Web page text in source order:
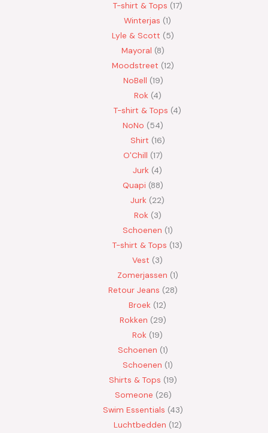
T-shirt & Tops 17
Winterjas 1
Lyle & Scott
5
Mayoral 8
Moodstreet 12
NoBell 19
Rok 4
T-shirt & Tops 4
NoNo
54
Shirt 16
O'Chill 17
Jurk 4
Quapi 88
Jurk 22
Rok 3
Schoenen 1
T-shirt & Tops 13
Vest
3
Zomerjassen 1
Retour Jeans
28
Broek 12
Rokken
29
Rok 19
Schoenen 1
Schoenen 1
Shirts & Tops 19
Someone 26
Swim Essentials 43
Luchtbedden 12